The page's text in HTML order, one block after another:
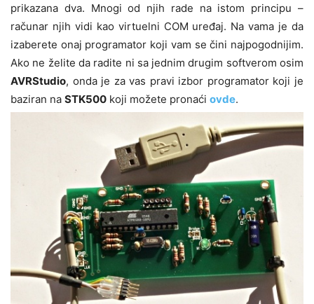
prikazana dva. Mnogi od njih rade na istom principu –
računar njih vidi kao virtuelni COM uređaj. Na vama je da
izaberete onaj programator koji vam se čini najpogodnijim.
Ako ne želite da radite ni sa jednim drugim softverom osim
AVRStudio, onda je za vas pravi izbor programator koji je
baziran na STK500 koji možete pronaći ovde.